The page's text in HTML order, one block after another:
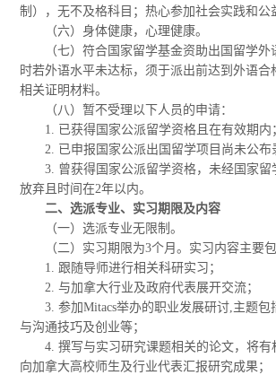
制），无不及格科目；热心参加社会实践和公
（六）身体健康，心理健康。
（七）符合国家留学基金资助出国留学
时若外语水平未达标，须于派出前达到外语合
相关证明材料。
（八）暂不受理以下人员的申请：
1. 已获得国家公派留学资格且在有效期内
2. 已申报国家公派出国留学项目尚未公布
3. 曾获得国家公派留学资格，未经国家留
放弃且时间在2年以内。
二、选派专业、实习期限及内容
（一）选派专业无限制。
（二）实习期限为3个月。实习内容主要包
1. 跟随导师进行相关科研实习；
2. 与加拿大行业及政府代表展开交流；
3. 参加Mitacs举办的职业发展研讨,主题包
与沟通技巧及创业等；
4. 撰写与实习研究课题相关的论文，将
向加拿大高校师生及行业代表汇报研究成果；